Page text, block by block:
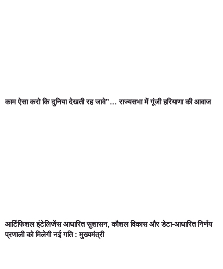
काम ऐसा करो कि दुनिया देखती रह जावे”… राज्यसभा में गूंजी हरियाणा की आवाज
आर्टिफिशल इंटेलिजेंस आधारित सुशासन, कौशल विकास और डेटा-आधारित निर्णय
प्रणाली को मिलेगी नई गति : मुख्यमंत्री